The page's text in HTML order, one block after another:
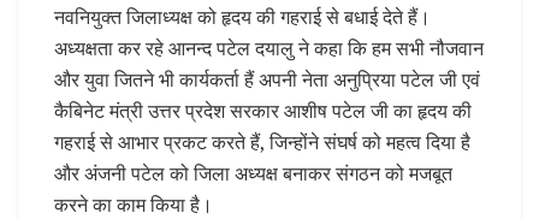
नवनियुक्त जिलाध्यक्ष को हृदय की गहराई से बधाई देते हैं।
अध्यक्षता कर रहे आनन्द पटेल दयालु ने कहा कि हम सभी नौजवान
और युवा जितने भी कार्यकर्ता हैं अपनी नेता अनुप्रिया पटेल जी एवं
कैबिनेट मंत्री उत्तर प्रदेश सरकार आशीष पटेल जी का हृदय की
गहराई से आभार प्रकट करते हैं, जिन्होंने संघर्ष को महत्व दिया है
और अंजनी पटेल को जिला अध्यक्ष बनाकर संगठन को मजबूत
करने का काम किया है।